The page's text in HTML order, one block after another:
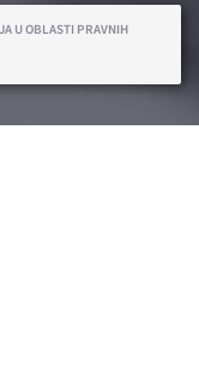
U OBLASTI PRAVNIH